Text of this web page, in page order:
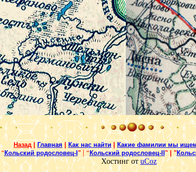
Назад |Главная|Как нас найти|Какие фамилии мы
"Кольский родословец-I"|"Кольский родословец-II" | "
Хостинг отuCoz